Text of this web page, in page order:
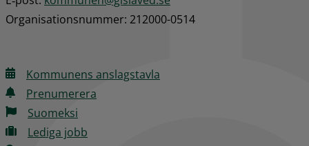
Organisationsnummer: 212000-0514
Kommunens anslagstavla
Prenumerera
Suomeksi
Lediga jobb